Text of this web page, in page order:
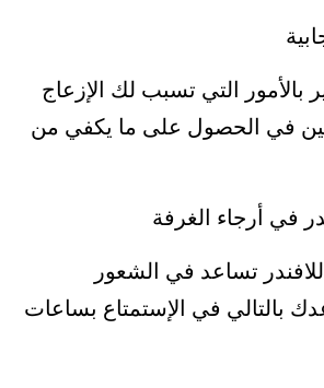
بالأمور التي تسبب لك الإزعاج
في الحصول على ما يكفي من
في أرجاء الغرفة
تساعد في الشعور
بالتالي في الإستمتاع بساعات